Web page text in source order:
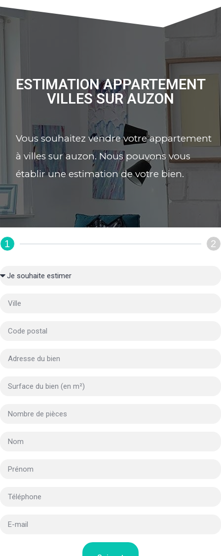
ESTIMATION APPARTEMENT
VILLES SUR AUZON
Vous souhaitez vendre votre appartement
à villes sur auzon. Nous pouvons vous
établir une estimation de votre bien.
1 2